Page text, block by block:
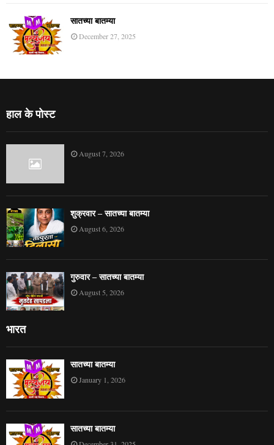
सातच्या बातम्या
December 27, 2025
हाल के पोस्ट
August 7, 2026
शुक्रवार – सातच्या बातम्या
August 6, 2026
गुरुवार – सातच्या बातम्या
August 5, 2026
भारत
सातच्या बातम्या
January 1, 2026
सातच्या बातम्या